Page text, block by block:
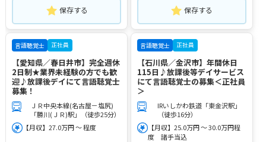
保存する 保存する
言語聴覚士 正社員
【愛知県／春日井市】完全週休
2日制★業界未経験の方でも歓
迎♪放課後デイにて言語聴覚士
募集！
ＪＲ中央本線(名古屋－塩尻)
「勝川(ＪＲ)駅」（徒歩25分）
【月収】27.0万円 ～ 程度
言語聴覚士 正社員
【石川県／金沢市】年間休日
115日♪放課後等デイサービス
にて言語聴覚士の募集＜正社員
＞
IRいしかわ鉄道「東金沢駅」
（徒歩16分）
【月収】25.0万円 ～ 30.0万円程
度 諸手当込